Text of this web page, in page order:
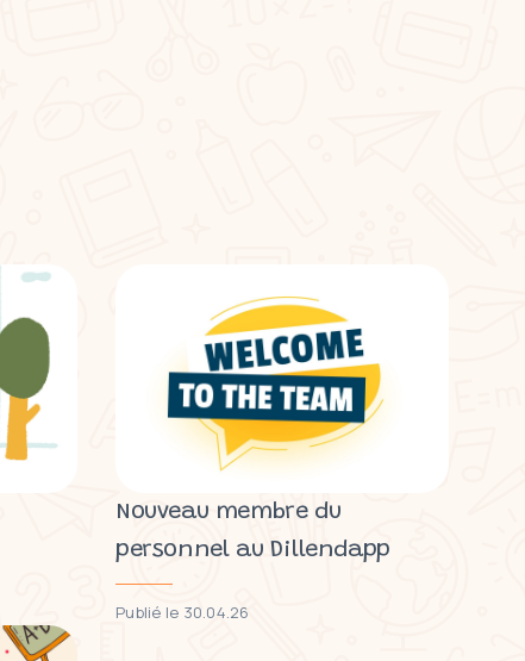
Nouveau membre du
personnel au Dillendapp
Publié le 30.04.26